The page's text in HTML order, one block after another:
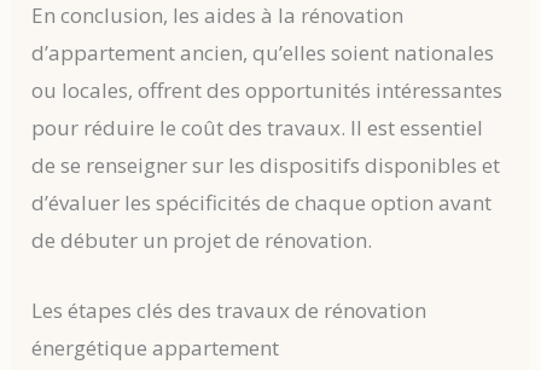
En conclusion, les aides à la rénovation
d’appartement ancien, qu’elles soient nationales
ou locales, offrent des opportunités intéressantes
pour réduire le coût des travaux. Il est essentiel
de se renseigner sur les dispositifs disponibles et
d’évaluer les spécificités de chaque option avant
de débuter un projet de rénovation.
Les étapes clés des travaux de rénovation
énergétique appartement